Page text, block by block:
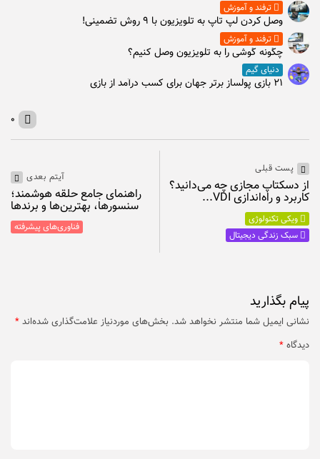
ترفند و آموزش
وصل كردن لپ تاپ به تلويزيون با ۹ روش تضمینی!
ترفند و آموزش
چگونه گوشی را به تلویزیون وصل کنیم؟
دنیای گیم
۲۱ بازی پولساز برتر جهان برای کسب درآمد از بازی
۰
پست قبلی
از دسکتاپ مجازی چه می‌دانید؟
کاربرد و راه‌اندازی VDI...
ویکی تکنولوژی
سبک زندگی دیجیتال
آیتم بعدی
راهنمای جامع حلقه هوشمند؛
سنسورها، بهترین‌ها و برندها
فناوری‌های پیشرفته
پیام بگذارید
نشانی ایمیل شما منتشر نخواهد شد. بخش‌های موردنیاز علامت‌گذاری شده‌اند *
دیدگاه *